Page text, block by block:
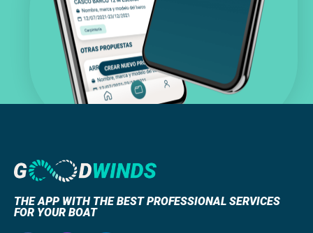
THE APP WITH THE BEST PROFESSIONAL SERVICES
FOR YOUR BOAT